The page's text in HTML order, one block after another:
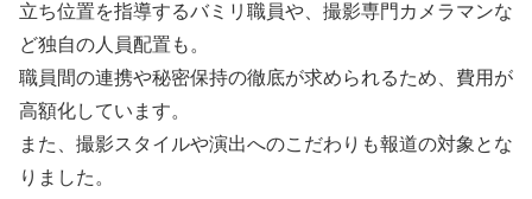
立ち位置を指導するバミリ職員や、撮影専門カメラマンな
ど独自の人員配置も。
職員間の連携や秘密保持の徹底が求められるため、費用が
高額化しています。
また、撮影スタイルや演出へのこだわりも報道の対象とな
りました。